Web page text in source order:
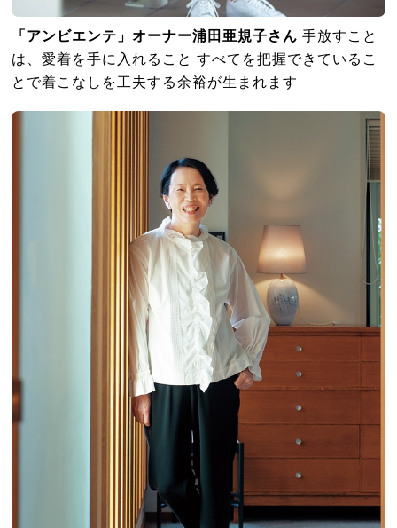
「アンビエンテ」オーナー浦田亜規子さん 手放すこと
は、愛着を手に入れること すべてを把握できているこ
とで着こなしを工夫する余裕が生まれます